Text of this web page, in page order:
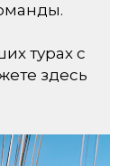
турах с
здесь